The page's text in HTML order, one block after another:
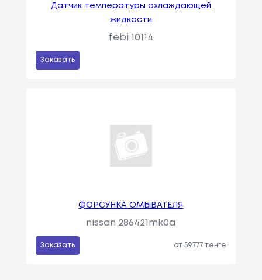
Датчик температуры охлаждающей
жидкости
febi 10114
Заказать
ФОРСУНКА ОМЫВАТЕЛЯ
nissan 286421mk0a
Заказать от 59777 тенге